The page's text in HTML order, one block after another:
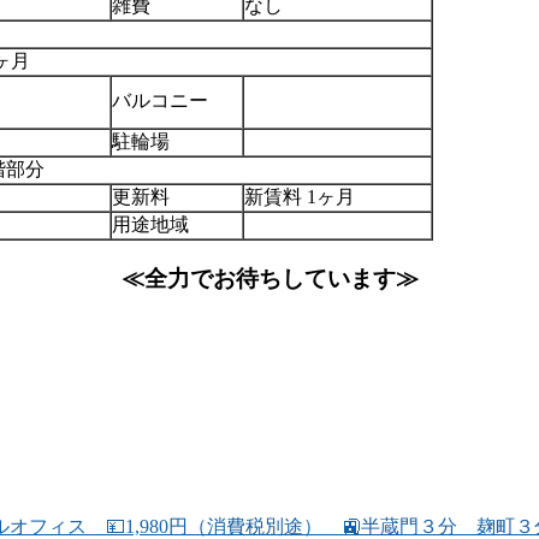
雑費
なし
月
バルコニー
駐輪場
部分
更新料
新賃料 1ヶ月
用途地域
≪全力でお待ちしています≫
オフィス 💴1,980円（消費税別途） 🚉半蔵門３分 麹町